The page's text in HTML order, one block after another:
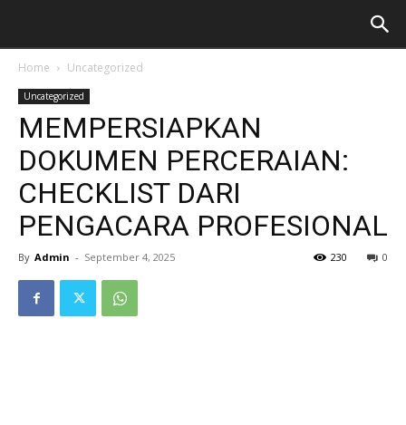
Home Uncategorized
Uncategorized
MEMPERSIAPKAN
DOKUMEN PERCERAIAN:
CHECKLIST DARI
PENGACARA PROFESIONAL
By Admin - September 4, 2025 0
230